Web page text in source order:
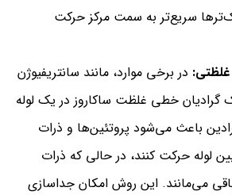
سریع‌تر به سمت مرکز حرکت
غلظتی: در برخی موارد، مانند سانتریفیوژن
گرادیان خطی غلظت ساکاروز در یک لوله
باعث می‌شود پروتئین‌ها و ذرات
لوله حرکت کنند، در حالی که ذرات
می‌مانند. این روش امکان جداسازی